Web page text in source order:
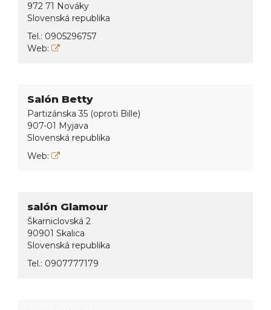
972 71 Nováky
Slovenská republika
Tel.: 0905296757
Web:
Salón Betty
Partizánska 35 (oproti Bille)
907-01 Myjava
Slovenská republika
Web:
salón Glamour
Škarniclovská 2
90901 Skalica
Slovenská republika
Tel.: 0907777179